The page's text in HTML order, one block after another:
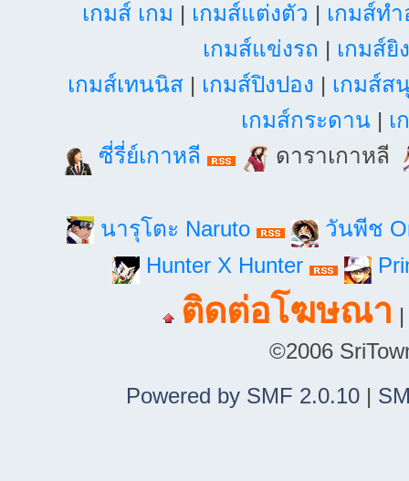
เกมส์ เกม | เกมส์แต่งตัว | เกมส์ท
เกมส์แข่งรถ | เกมส์ยิ
เกมส์เทนนิส| เกมส์ปิงปอง | เกมส์ส
เกมส์กระดาน | เ
ซี่รี่ย์เกาหลี
ดาราเกาหลี
นารุโตะ Naruto
วันพีช
Hunter X Hunter
ติดต่อโฆษณา
©2006
Powered by SMF 2.0.10|